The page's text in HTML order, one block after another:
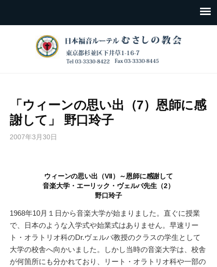
「ウィーンの思い出（7）恩師に感
謝して」 野口玲子
2007年3月30日
ウィーンの思い出（VII）～恩師に感謝して
音楽大学・エーリック・ヴェルバ先生（2）
野口玲子
1968年10月１日から音楽大学が始まりました。直ぐに授業
で、日本のような入学式や始業式はありません。早速リー
ト・オラトリオ科のDr.ヴェルバ教授のクラスの学生として
大学の校舎へ向かいました。しかし当時の音楽大学は、校舎
が何箇所にも分かれており、リート・オラトリオ科や一部の